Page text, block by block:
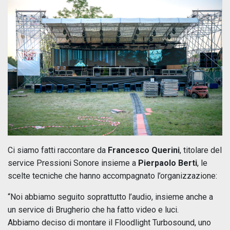
Ci siamo fatti raccontare da Francesco Querini, titolare del
service Pressioni Sonore insieme a Pierpaolo Berti, le
scelte tecniche che hanno accompagnato l’organizzazione:
“Noi abbiamo seguito soprattutto l’audio, insieme anche a
un service di Brugherio che ha fatto video e luci.
Abbiamo deciso di montare il Floodlight Turbosound, uno